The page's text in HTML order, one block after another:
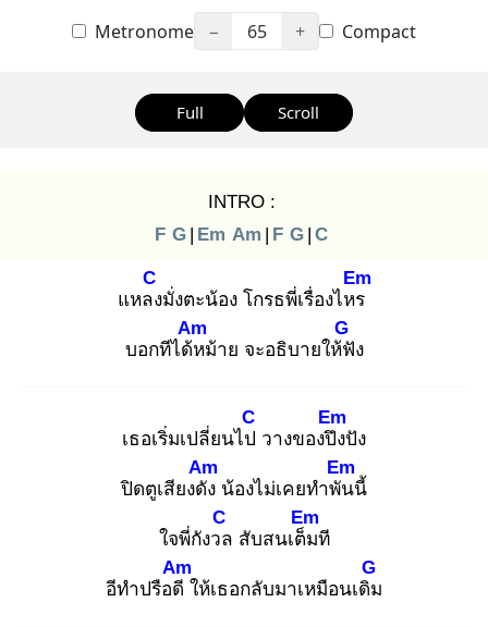
Metronome − 65 + Compact
Full Scroll
INTRO :
F G | Em Am | F G | C
แหลง
C
มั่งตะน้อง โกรธพี่เรื่องไหร
Em
บอกทีได้ห
Am
ม้าย จะอธิบายให้ฟั
G
ง
เธอเริ่มเปลี่ยนไป
C
วางของปึง
Em
ปัง
ปิดตูเสียงดัง
Am
น้องไม่เคยทำพัน
Em
นี้
ใจพี่กังวล
C
สับสนเต็ม
Em
ที
อีทำปรือดี
Am
ให้เธอกลับมาเหมือนเดิม
G